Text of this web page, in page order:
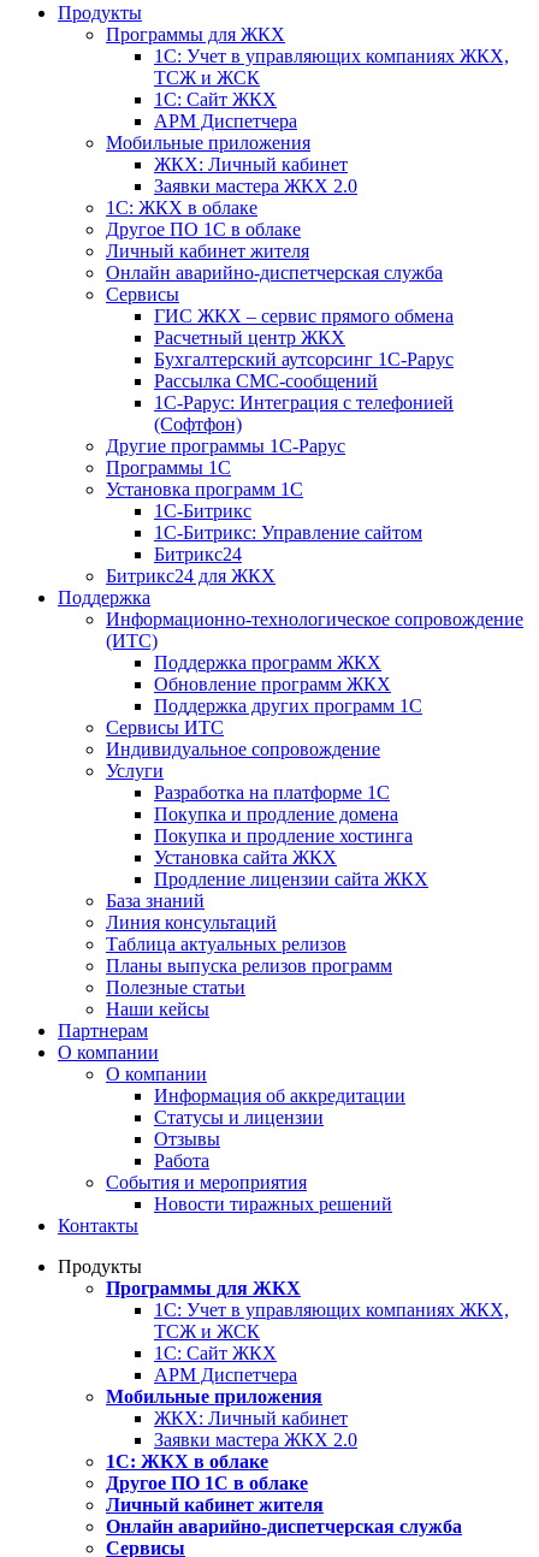
Продукты
Программы для ЖКХ
1С: Учет в управляющих компаниях ЖКХ,
ТСЖ и ЖСК
1С: Сайт ЖКХ
АРМ Диспетчера
Мобильные приложения
ЖКХ: Личный кабинет
Заявки мастера ЖКХ 2.0
1С: ЖКХ в облаке
Другое ПО 1С в облаке
Личный кабинет жителя
Онлайн аварийно-диспетчерская служба
Сервисы
ГИС ЖКХ – сервис прямого обмена
Расчетный центр ЖКХ
Бухгалтерский аутсорсинг 1С-Рарус
Рассылка СМС-сообщений
1С-Рарус: Интеграция с телефонией
(Софтфон)
Другие программы 1С-Рарус
Программы 1С
Установка программ 1С
1С-Битрикс
1С-Битрикс: Управление сайтом
Битрикс24
Битрикс24 для ЖКХ
Поддержка
Информационно-технологическое сопровождение
(ИТС)
Поддержка программ ЖКХ
Обновление программ ЖКХ
Поддержка других программ 1С
Сервисы ИТС
Индивидуальное сопровождение
Услуги
Разработка на платформе 1С
Покупка и продление домена
Покупка и продление хостинга
Установка сайта ЖКХ
Продление лицензии сайта ЖКХ
База знаний
Линия консультаций
Таблица актуальных релизов
Планы выпуска релизов программ
Полезные статьи
Наши кейсы
Партнерам
О компании
О компании
Информация об аккредитации
Статусы и лицензии
Отзывы
Работа
События и мероприятия
Новости тиражных решений
Контакты
Продукты
Программы для ЖКХ
1С: Учет в управляющих компаниях ЖКХ,
ТСЖ и ЖСК
1С: Сайт ЖКХ
АРМ Диспетчера
Мобильные приложения
ЖКХ: Личный кабинет
Заявки мастера ЖКХ 2.0
1С: ЖКХ в облаке
Другое ПО 1С в облаке
Личный кабинет жителя
Онлайн аварийно-диспетчерская служба
Сервисы